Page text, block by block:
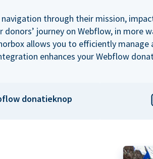
through their mission,
journey on Webflow, in more
allows you to efficiently manage
enhances your Webflow
donatieknop